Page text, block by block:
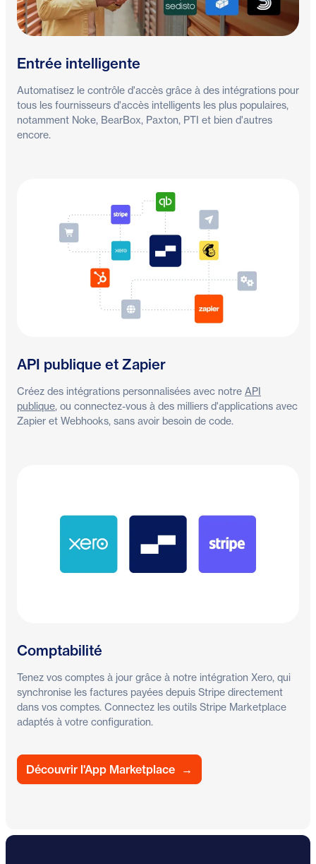
Entrée intelligente
Automatisez le contrôle d'accès grâce à des intégrations pour
tous les fournisseurs d'accès intelligents les plus populaires,
notamment Noke, BearBox, Paxton, PTI et bien d'autres
encore.
API publique et Zapier
Créez des intégrations personnalisées avec notre API
publique, ou connectez-vous à des milliers d'applications avec
Zapier et Webhooks, sans avoir besoin de code.
Comptabilité
Tenez vos comptes à jour grâce à notre intégration Xero, qui
synchronise les factures payées depuis Stripe directement
dans vos comptes. Connectez les outils Stripe Marketplace
adaptés à votre configuration.
Découvrir l'App Marketplace →